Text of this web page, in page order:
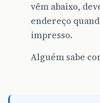
vêm abaixo,
endereço
impresso.
Alguém sabe